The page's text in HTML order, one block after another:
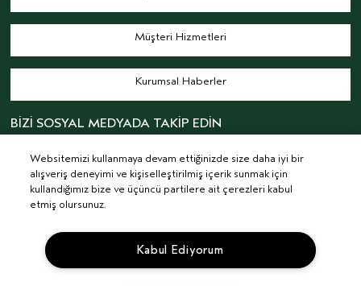
Müşteri Hizmetleri
Kurumsal Haberler
BİZİ SOSYAL MEDYADA TAKİP EDİN
© AVEDA CORP. ŞARTLAR & KOŞULLARGIZLILIK POLITIKASI
İLGI ALANINA DAYALI REKLAMLARKVKK AYDINLATMA METNİ
Websitemizi kullanmaya devam ettiğinizde size daha iyi bir
alışveriş deneyimi ve kişiselleştirilmiş içerik sunmak için
kullandığımız bize ve üçüncü partilere ait çerezleri kabul
etmiş olursunuz.
Kabul Ediyorum